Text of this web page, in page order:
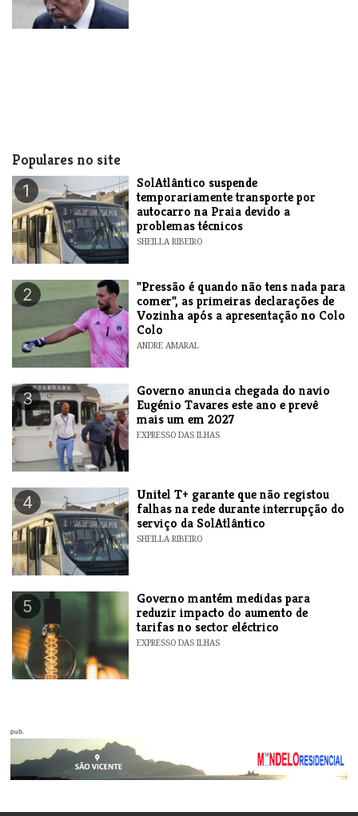
Populares no site
1
SolAtlântico suspende
temporariamente transporte por
autocarro na Praia devido a
problemas técnicos
SHEILLA RIBEIRO
2
"Pressão é quando não tens nada para
comer", as primeiras declarações de
Vozinha após a apresentação no Colo
Colo
ANDRE AMARAL
3
Governo anuncia chegada do navio
Eugénio Tavares este ano e prevê
mais um em 2027
EXPRESSO DAS ILHAS
4
Unitel T+ garante que não registou
falhas na rede durante interrupção do
serviço da SolAtlântico
SHEILLA RIBEIRO
5
Governo mantém medidas para
reduzir impacto do aumento de
tarifas no sector eléctrico
EXPRESSO DAS ILHAS
pub.